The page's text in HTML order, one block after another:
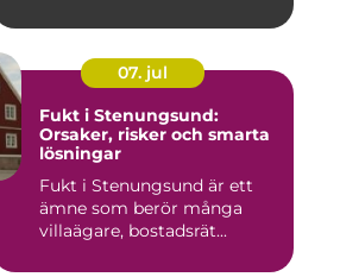
07. jul
Fukt i Stenungsund:
Orsaker, risker och smarta
lösningar
Fukt i Stenungsund är ett
ämne som berör många
villaägare, bostadsrät...